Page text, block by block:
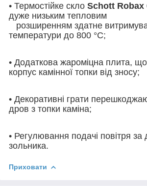
• Термостійке скло Schott Robax
дуже низьким тепловим
розширенням здатне
температури до 800 °C;
• Додаткова жароміцна плита, що
корпус камінної топки від зносу;
• Декоративні грати
дров з топки каміна;
• Регулювання подачі повітря
зольника.
Приховати